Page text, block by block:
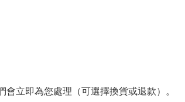
立即為您處理（可選擇換貨或退款）。